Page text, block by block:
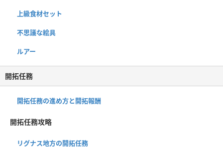
上級食材セット
不思議な絵具
ルアー
開拓任務
開拓任務の進め方と開拓報酬
開拓任務攻略
リグナス地方の開拓任務